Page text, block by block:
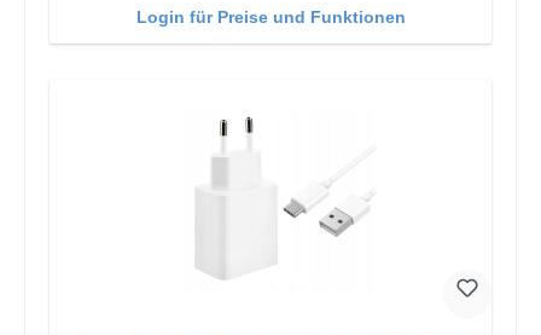
Login für Preise und Funktionen